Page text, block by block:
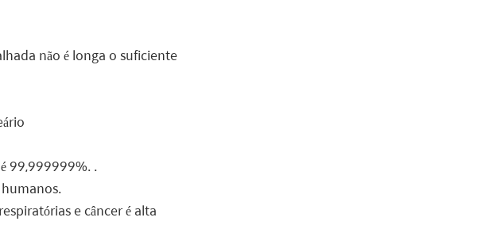
não é longa o suficiente
99,999999%. .
e câncer é alta